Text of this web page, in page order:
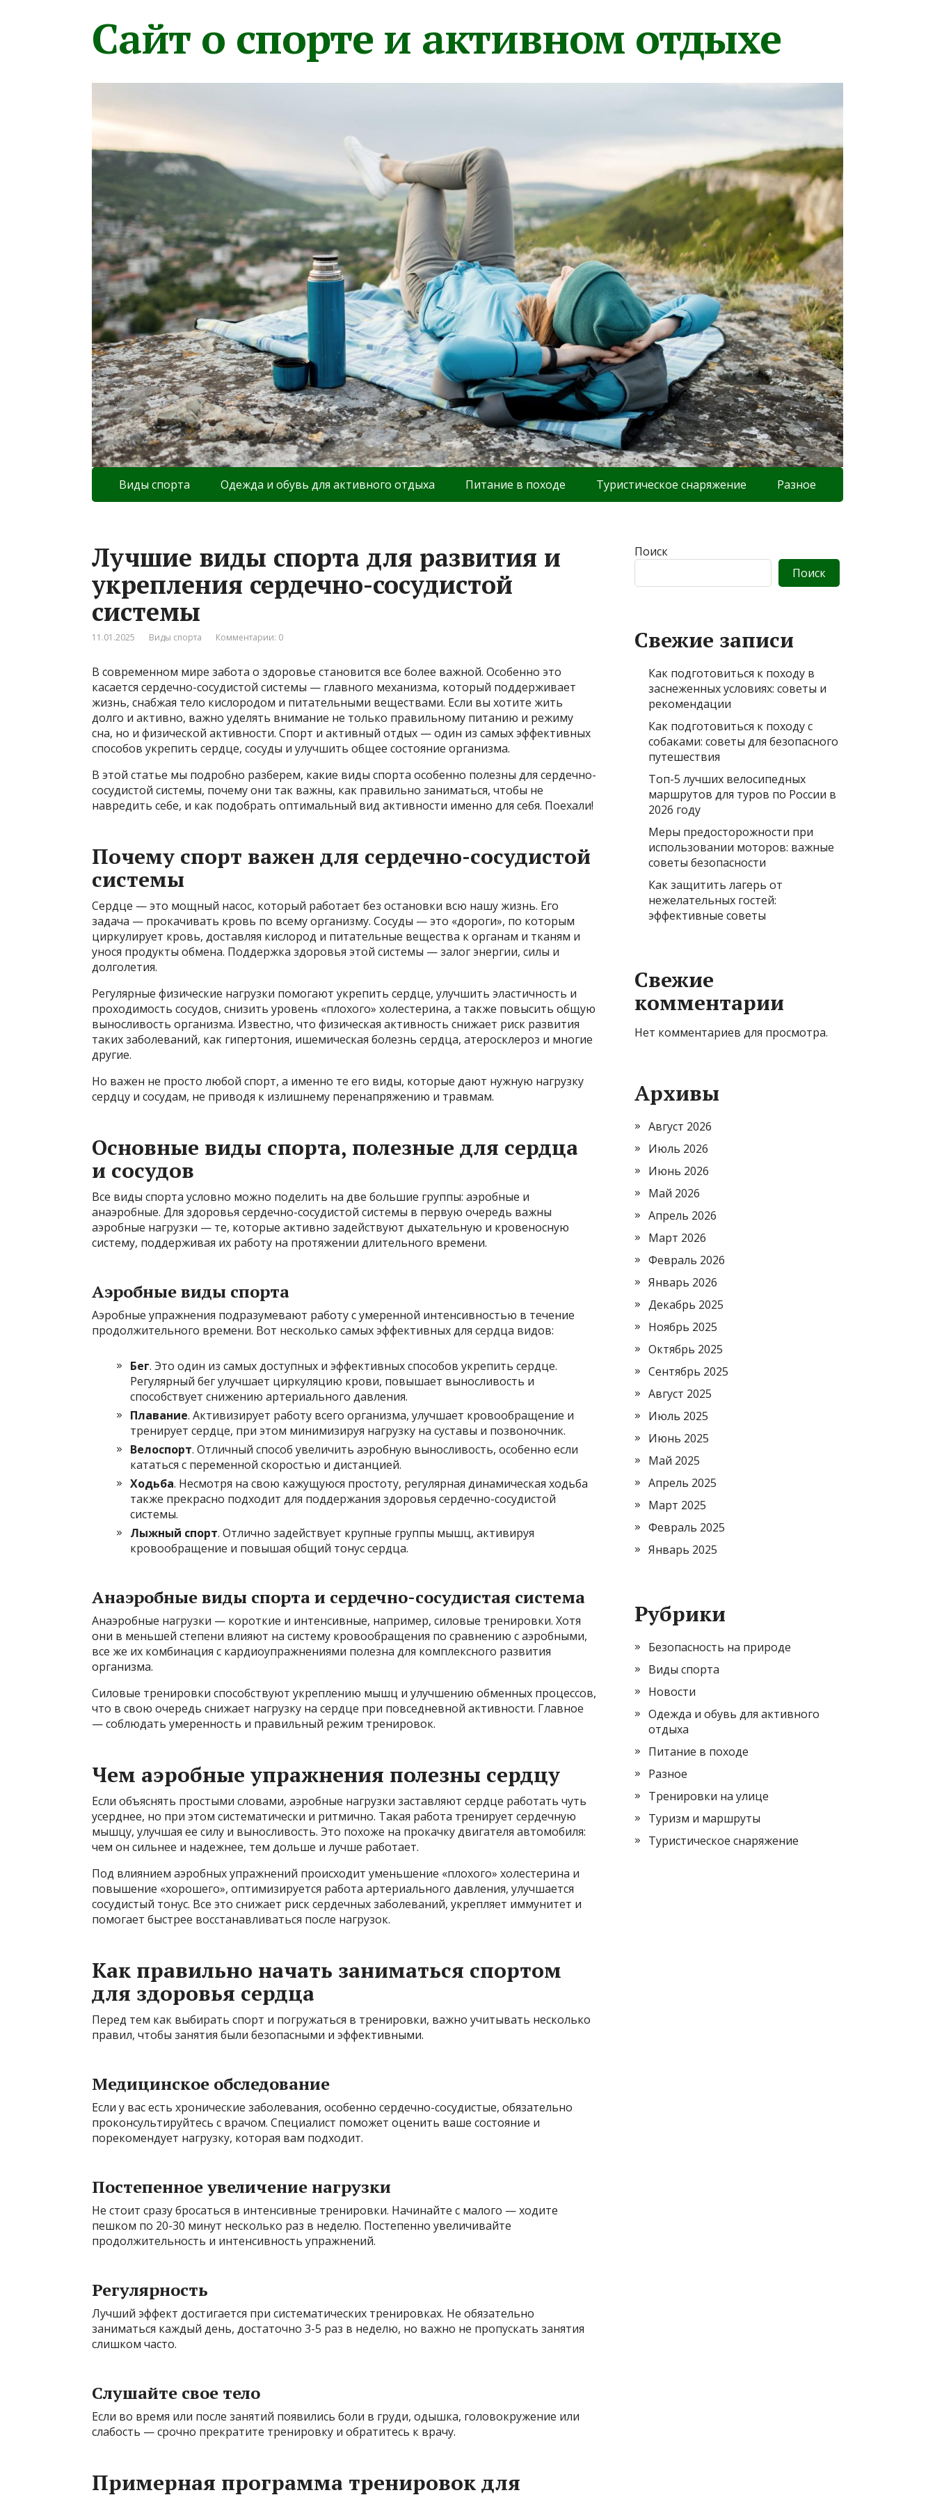
Сайт о спорте и активном отдыхе
Виды спорта Одежда и обувь для активного отдыха Питание в походе Туристическое снаряжение Разное
Лучшие виды спорта для развития и
укрепления сердечно-сосудистой
системы
11.01.2025 Виды спорта Комментарии: 0
В современном мире забота о здоровье становится все более важной. Особенно это
касается сердечно-сосудистой системы — главного механизма, который поддерживает
жизнь, снабжая тело кислородом и питательными веществами. Если вы хотите жить
долго и активно, важно уделять внимание не только правильному питанию и режиму
сна, но и физической активности. Спорт и активный отдых — один из самых эффективных
способов укрепить сердце, сосуды и улучшить общее состояние организма.
В этой статье мы подробно разберем, какие виды спорта особенно полезны для сердечно-
сосудистой системы, почему они так важны, как правильно заниматься, чтобы не
навредить себе, и как подобрать оптимальный вид активности именно для себя. Поехали!
Почему спорт важен для сердечно-сосудистой
системы
Сердце — это мощный насос, который работает без остановки всю нашу жизнь. Его
задача — прокачивать кровь по всему организму. Сосуды — это «дороги», по которым
циркулирует кровь, доставляя кислород и питательные вещества к органам и тканям и
унося продукты обмена. Поддержка здоровья этой системы — залог энергии, силы и
долголетия.
Регулярные физические нагрузки помогают укрепить сердце, улучшить эластичность и
проходимость сосудов, снизить уровень «плохого» холестерина, а также повысить общую
выносливость организма. Известно, что физическая активность снижает риск развития
таких заболеваний, как гипертония, ишемическая болезнь сердца, атеросклероз и многие
другие.
Но важен не просто любой спорт, а именно те его виды, которые дают нужную нагрузку
сердцу и сосудам, не приводя к излишнему перенапряжению и травмам.
Основные виды спорта, полезные для сердца
и сосудов
Все виды спорта условно можно поделить на две большие группы: аэробные и
анаэробные. Для здоровья сердечно-сосудистой системы в первую очередь важны
аэробные нагрузки — те, которые активно задействуют дыхательную и кровеносную
систему, поддерживая их работу на протяжении длительного времени.
Аэробные виды спорта
Аэробные упражнения подразумевают работу с умеренной интенсивностью в течение
продолжительного времени. Вот несколько самых эффективных для сердца видов:
Бег. Это один из самых доступных и эффективных способов укрепить сердце.
Регулярный бег улучшает циркуляцию крови, повышает выносливость и
способствует снижению артериального давления.
Плавание. Активизирует работу всего организма, улучшает кровообращение и
тренирует сердце, при этом минимизируя нагрузку на суставы и позвоночник.
Велоспорт. Отличный способ увеличить аэробную выносливость, особенно если
кататься с переменной скоростью и дистанцией.
Ходьба. Несмотря на свою кажущуюся простоту, регулярная динамическая ходьба
также прекрасно подходит для поддержания здоровья сердечно-сосудистой
системы.
Лыжный спорт. Отлично задействует крупные группы мышц, активируя
кровообращение и повышая общий тонус сердца.
Анаэробные виды спорта и сердечно-сосудистая система
Анаэробные нагрузки — короткие и интенсивные, например, силовые тренировки. Хотя
они в меньшей степени влияют на систему кровообращения по сравнению с аэробными,
все же их комбинация с кардиоупражнениями полезна для комплексного развития
организма.
Силовые тренировки способствуют укреплению мышц и улучшению обменных процессов,
что в свою очередь снижает нагрузку на сердце при повседневной активности. Главное
— соблюдать умеренность и правильный режим тренировок.
Чем аэробные упражнения полезны сердцу
Если объяснять простыми словами, аэробные нагрузки заставляют сердце работать чуть
усерднее, но при этом систематически и ритмично. Такая работа тренирует сердечную
мышцу, улучшая ее силу и выносливость. Это похоже на прокачку двигателя автомобиля:
чем он сильнее и надежнее, тем дольше и лучше работает.
Под влиянием аэробных упражнений происходит уменьшение «плохого» холестерина и
повышение «хорошего», оптимизируется работа артериального давления, улучшается
сосудистый тонус. Все это снижает риск сердечных заболеваний, укрепляет иммунитет и
помогает быстрее восстанавливаться после нагрузок.
Как правильно начать заниматься спортом
для здоровья сердца
Перед тем как выбирать спорт и погружаться в тренировки, важно учитывать несколько
правил, чтобы занятия были безопасными и эффективными.
Медицинское обследование
Если у вас есть хронические заболевания, особенно сердечно-сосудистые, обязательно
проконсультируйтесь с врачом. Специалист поможет оценить ваше состояние и
порекомендует нагрузку, которая вам подходит.
Постепенное увеличение нагрузки
Не стоит сразу бросаться в интенсивные тренировки. Начинайте с малого — ходите
пешком по 20-30 минут несколько раз в неделю. Постепенно увеличивайте
продолжительность и интенсивность упражнений.
Регулярность
Лучший эффект достигается при систематических тренировках. Не обязательно
заниматься каждый день, достаточно 3-5 раз в неделю, но важно не пропускать занятия
слишком часто.
Слушайте свое тело
Если во время или после занятий появились боли в груди, одышка, головокружение или
слабость — срочно прекратите тренировку и обратитесь к врачу.
Примерная программа тренировок для
Поиск
Поиск
Свежие записи
Как подготовиться к походу в
заснеженных условиях: советы и
рекомендации
Как подготовиться к походу с
собаками: советы для безопасного
путешествия
Топ-5 лучших велосипедных
маршрутов для туров по России в
2026 году
Меры предосторожности при
использовании моторов: важные
советы безопасности
Как защитить лагерь от
нежелательных гостей:
эффективные советы
Свежие
комментарии
Нет комментариев для просмотра.
Архивы
Август 2026
Июль 2026
Июнь 2026
Май 2026
Апрель 2026
Март 2026
Февраль 2026
Январь 2026
Декабрь 2025
Ноябрь 2025
Октябрь 2025
Сентябрь 2025
Август 2025
Июль 2025
Июнь 2025
Май 2025
Апрель 2025
Март 2025
Февраль 2025
Январь 2025
Рубрики
Безопасность на природе
Виды спорта
Новости
Одежда и обувь для активного
отдыха
Питание в походе
Разное
Тренировки на улице
Туризм и маршруты
Туристическое снаряжение